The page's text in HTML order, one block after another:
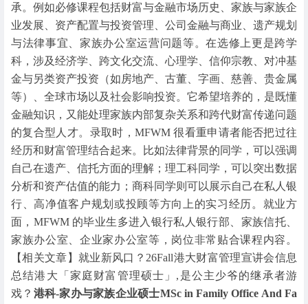
承。例如必修课程包括财富与金融市场历史、家族与家族企
业发展、资产配置与投资管理、公司金融与商业、遗产规划
与法律事宜、家族办公室运营问题等。在选修上更是跨学
科，涉及经济学、跨文化交流、心理学、信仰宗教、对冲基
金与另类资产投资（如房地产、古董、字画、慈善、贵金属
等）、全球市场以及社会影响投资。它希望培养的，是既懂
金融知识，又能处理家族内部复杂关系和跨代财富传递问题
的复合型人才。录取时，MFWM 很看重申请者能否把过往
经历和财富管理结合起来。比如法律背景的同学，可以强调
自己在遗产、信托方面的理解；理工科同学，可以突出数据
分析和资产估值的能力；商科同学则可以展示自己在私人银
行、高净值客户规划或投顾等方向上的实习经历。就业方
面，MFWM 的毕业生多进入银行私人银行部、家族信托、
家族办公室、企业家办公室等，岗位非常贴合课程内容。
【相关文章】就业新风口？26Fall港大财富管理宣讲会信息
总结港大「家庭财富管理硕士」,是公主少爷的继承者游
戏？ 港科-家办与家族企业硕士MSc in Family Office And Fa